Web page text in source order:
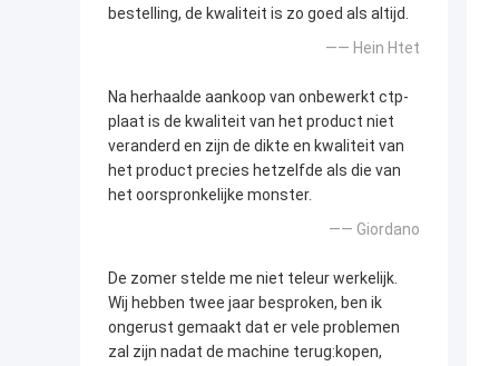
bestelling, de kwaliteit is zo goed als altijd.
—— Hein Htet
Na herhaalde aankoop van onbewerkt ctp-
plaat is de kwaliteit van het product niet
veranderd en zijn de dikte en kwaliteit van
het product precies hetzelfde als die van
het oorspronkelijke monster.
—— Giordano
De zomer stelde me niet teleur werkelijk.
Wij hebben twee jaar besproken, ben ik
ongerust gemaakt dat er vele problemen
zal zijn nadat de machine terug:kopen,